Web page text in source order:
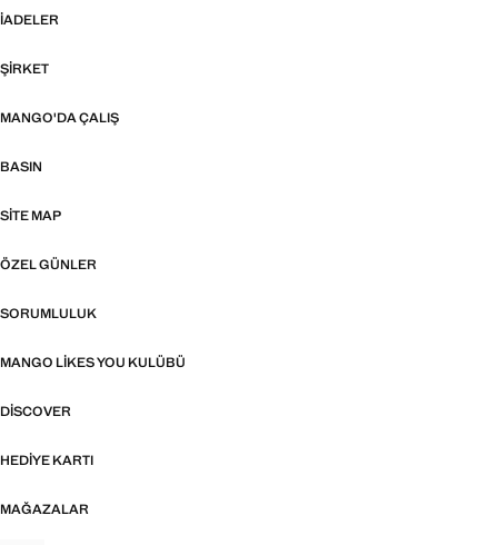
İADELER
ŞIRKET
MANGO'DA ÇALIŞ
BASIN
SITE MAP
ÖZEL GÜNLER
SORUMLULUK
MANGO LIKES YOU KULÜBÜ
DISCOVER
HEDIYE KARTI
MAĞAZALAR